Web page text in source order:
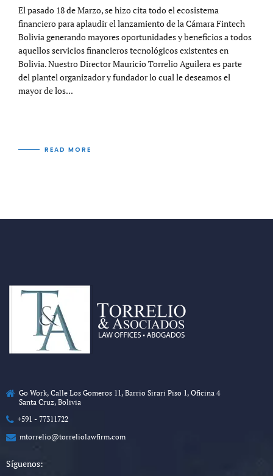
El pasado 18 de Marzo, se hizo cita todo el ecosistema
financiero para aplaudir el lanzamiento de la Cámara Fintech
Bolivia generando mayores oportunidades y beneficios a todos
aquellos servicios financieros tecnológicos existentes en
Bolivia. Nuestro Director Mauricio Torrelio Aguilera es parte
del plantel organizador y fundador lo cual le deseamos el
mayor de los...
READ MORE
Go Work, Calle Los Gomeros 11, Barrio Sirari Piso 1, Oficina 4
Santa Cruz, Bolivia
+591 - 77311722
mtorrelio@torreliolawfirm.com
Síguenos: